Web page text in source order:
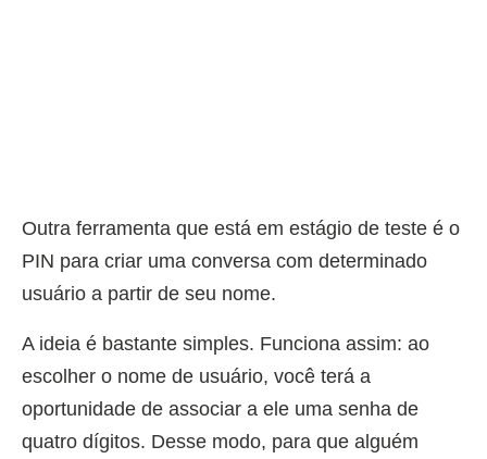
Outra ferramenta que está em estágio de teste é o
PIN para criar uma conversa com determinado
usuário a partir de seu nome.
A ideia é bastante simples. Funciona assim: ao
escolher o nome de usuário, você terá a
oportunidade de associar a ele uma senha de
quatro dígitos. Desse modo, para que alguém